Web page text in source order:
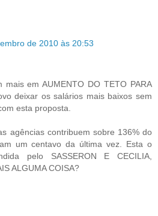
de 2010 às 20:53
mais em AUMENTO DO TETO PARA
deixar os salários mais baixos sem
esta proposta.
agências contribuem sobre 136% do
um centavo da última vez. Esta o
pelo SASSERON E CECILIA,
ALGUMA COISA?